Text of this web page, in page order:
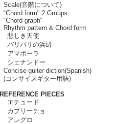
Scale(音階について)
"Chord form" 2 Groups
"Chord graph"
Rhythm pattern & Chord form
悲しき天使
バリバリの浜辺
アマポーラ
シェナンドー
Concise guiter diction(Spanish)
(コンサイスギター用語)
REFERENCE PIECES
エチュード
カプリーチョ
アレグロ